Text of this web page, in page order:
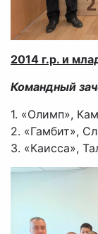
2014 г.р. и
Командный
1. «Олимп»,
2. «Гамбит»,
3. «Каисса»,